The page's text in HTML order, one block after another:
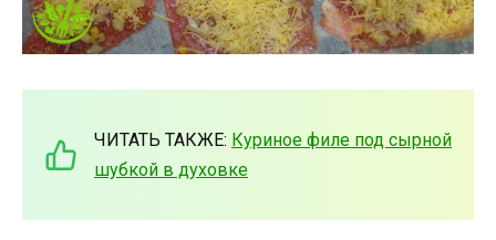
ЧИТАТЬ ТАКЖЕ: Куриное филе под сырной
шубкой в духовке